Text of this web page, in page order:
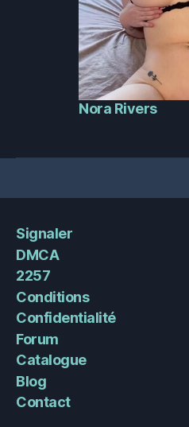
Nora Rivers
Signaler
DMCA
2257
Conditions
Confidentialité
Forum
Catalogue
Blog
Contact